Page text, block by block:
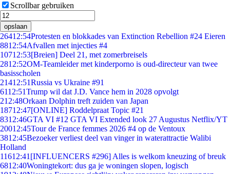
Scrollbar gebruiken
opslaan
26412:54Protesten en blokkades van Extinction Rebellion #24 Eieren
8812:54Afvallen met injecties #4
10712:53[Breien] Deel 21, met zomerbreisels
2812:52OM-Teamleider met kinderporno is oud-directeur van twee
basisscholen
21412:51Russia vs Ukraine #91
6112:51Trump wil dat J.D. Vance hem in 2028 opvolgt
212:48Orkaan Dolphin treft zuiden van Japan
18712:47[ONLINE] Roddelpraat Topic #21
8312:46GTA VI #12 GTA VI Extended look 27 Augustus Netflix/YT
20012:45Tour de France femmes 2026 #4 op de Ventoux
3812:45Bezoeker verliest deel van vinger in waterattractie Walibi
Holland
11612:41 [INFLUENCERS #296] Alles is welkom kneuzing of breuk
6812:40Woningtekort: dus ga je woningen slopen, logisch